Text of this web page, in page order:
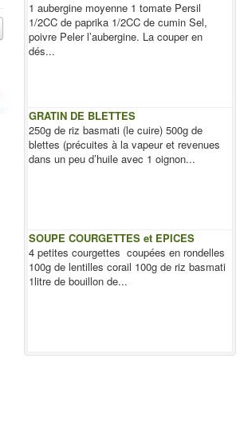
1 aubergine moyenne 1 tomate Persil
1/2CC de paprika 1/2CC de cumin Sel,
poivre Peler l’aubergine. La couper en
dés...
GRATIN DE BLETTES
250g de riz basmati (le cuire) 500g de
blettes (précuites à la vapeur et revenues
dans un peu d’huile avec 1 oignon...
SOUPE COURGETTES et EPICES
4 petites courgettes coupées en rondelles
100g de lentilles corail 100g de riz basmati
1litre de bouillon de...